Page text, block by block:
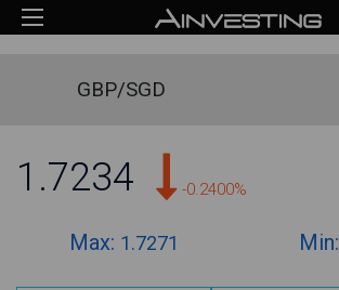
GBP/SGD
1.7234 -0.2400%
Max: 1.7271 Min: